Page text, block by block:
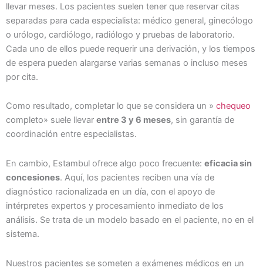
llevar meses. Los pacientes suelen tener que reservar citas
separadas para cada especialista: médico general, ginecólogo
o urólogo, cardiólogo, radiólogo y pruebas de laboratorio.
Cada uno de ellos puede requerir una derivación, y los tiempos
de espera pueden alargarse varias semanas o incluso meses
por cita.
Como resultado, completar lo que se considera un » chequeo
completo» suele llevar entre 3 y 6 meses, sin garantía de
coordinación entre especialistas.
En cambio, Estambul ofrece algo poco frecuente: eficacia sin
concesiones. Aquí, los pacientes reciben una vía de
diagnóstico racionalizada en un día, con el apoyo de
intérpretes expertos y procesamiento inmediato de los
análisis. Se trata de un modelo basado en el paciente, no en el
sistema.
Nuestros pacientes se someten a exámenes médicos en un